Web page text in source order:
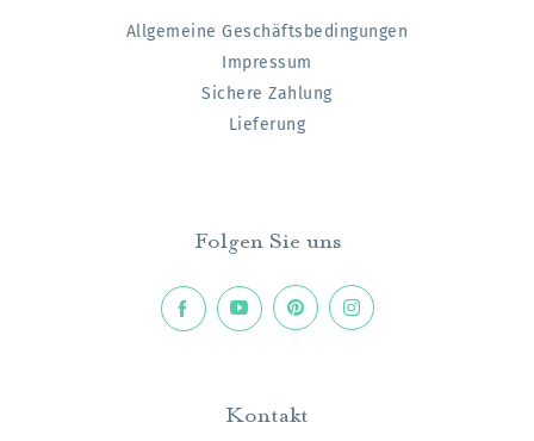
Allgemeine Geschäftsbedingungen
Impressum
Sichere Zahlung
Lieferung
Folgen Sie uns
Kontakt